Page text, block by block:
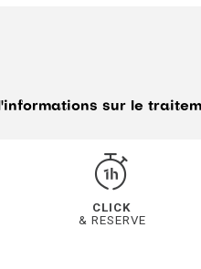
sur le
CLICK
& RESERVE